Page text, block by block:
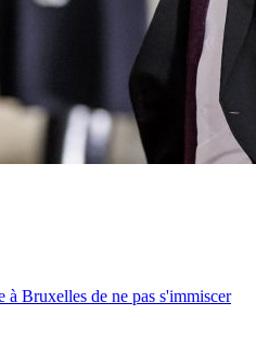
Bruxelles de ne pas s'immiscer